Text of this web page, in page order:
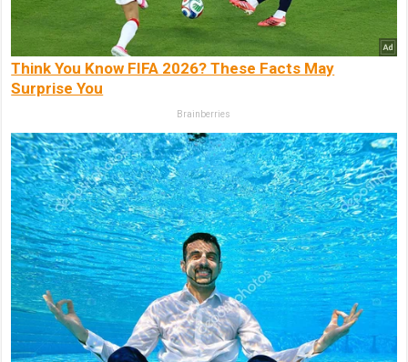
Think You Know FIFA 2026? These Facts May
Surprise You
Brainberries